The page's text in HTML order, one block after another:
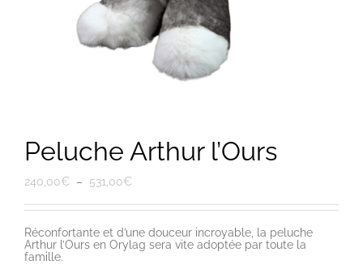
Peluche Arthur l’Ours
240,00€ – 531,00€
prix :
à
531,00€
Réconfortante et d’une douceur incroyable, la peluche
Arthur l’Ours en Orylag sera vite adoptée par toute la
famille.